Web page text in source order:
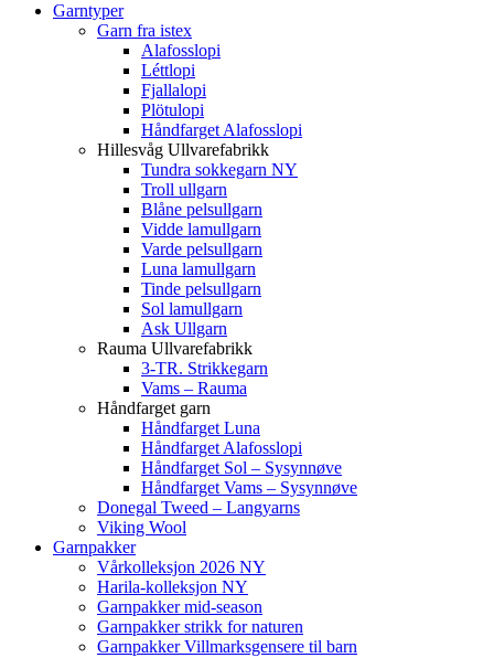
Garntyper
Garn fra istex
Alafosslopi
Léttlopi
Fjallalopi
Plötulopi
Håndfarget Alafosslopi
Hillesvåg Ullvarefabrikk
Tundra sokkegarn NY
Troll ullgarn
Blåne pelsullgarn
Vidde lamullgarn
Varde pelsullgarn
Luna lamullgarn
Tinde pelsullgarn
Sol lamullgarn
Ask Ullgarn
Rauma Ullvarefabrikk
3-TR. Strikkegarn
Vams – Rauma
Håndfarget garn
Håndfarget Luna
Håndfarget Alafosslopi
Håndfarget Sol – Sysynnøve
Håndfarget Vams – Sysynnøve
Donegal Tweed – Langyarns
Viking Wool
Garnpakker
Vårkolleksjon 2026 NY
Harila-kolleksjon NY
Garnpakker mid-season
Garnpakker strikk for naturen
Garnpakker Villmarksgensere til barn